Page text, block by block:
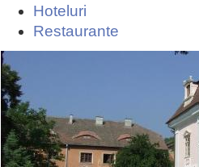
Hoteluri
Restaurante